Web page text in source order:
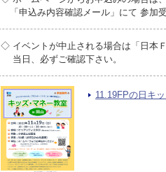
「申込み内容確認メール」にて 参加
◇ イベントが中止される場合は「日本
当日、必ずご確認下さい。
11.19FPの日キ